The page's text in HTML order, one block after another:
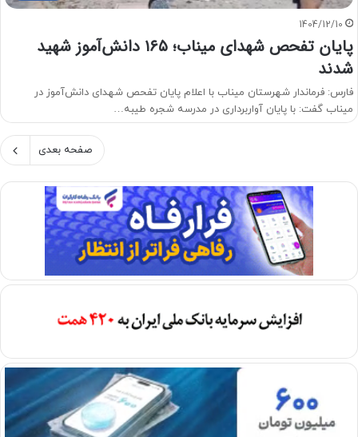
1404/12/10
پایان تفحص شهدای میناب؛ ۱۶۵ دانش‌آموز شهید
شدند
فارس: فرماندار شهرستان میناب با اعلام پایان تفحص شهدای دانش‌آموز در
میناب گفت: با پایان آواربرداری در مدرسه شجره طیبه…
صفحه بعدی